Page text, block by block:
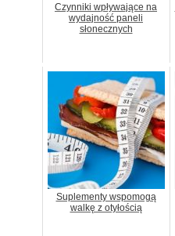
Czynniki wpływające na
wydajność paneli
słonecznych
Suplementy wspomogą
walkę z otyłością